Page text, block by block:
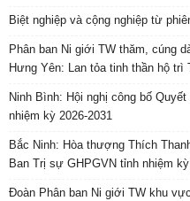
Biệt nghiệp và cộng nghiệp từ
Phân ban Ni giới TW thăm, cúng
Hưng Yên: Lan tỏa tinh thần hộ trì
Ninh Bình: Hội nghị công bố
nhiệm kỳ 2026-2031
Bắc Ninh: Hòa thượng Thích
Ban Trị sự GHPGVN tỉnh nhiệm
Đoàn Phân ban Ni giới TW khu